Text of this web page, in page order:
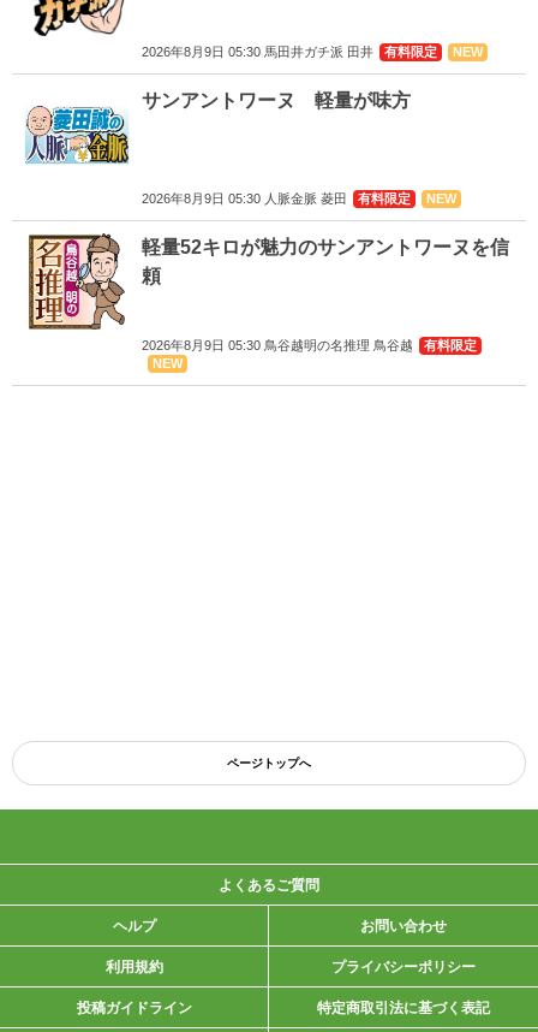
2026年8月9日 05:30 馬田井ガチ派 田井 有料限定 NEW
サンアントワーヌ 軽量が味方
2026年8月9日 05:30 人脈金脈 菱田 有料限定 NEW
軽量52キロが魅力のサンアントワーヌを信
頼
2026年8月9日 05:30 鳥谷越明の名推理 鳥谷越
有料限定
NEW
ページトップへ
よくあるご質問
ヘルプ お問い合わせ
利用規約 プライバシーポリシー
投稿ガイドライン 特定商取引法に基づく表記